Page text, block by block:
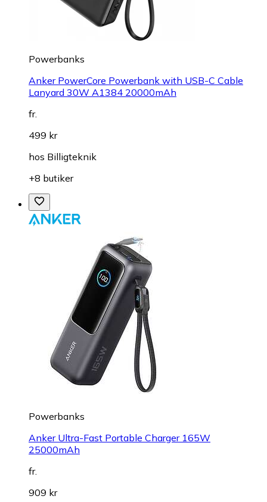
Powerbanks
Anker PowerCore Powerbank with USB-C Cable
Lanyard 30W A1384 20000mAh
fr.
499 kr
hos Billigteknik
+8 butiker
Powerbanks
Anker Ultra-Fast Portable Charger 165W
25000mAh
fr.
909 kr